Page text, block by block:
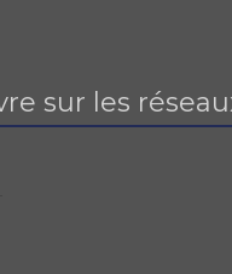
sur les